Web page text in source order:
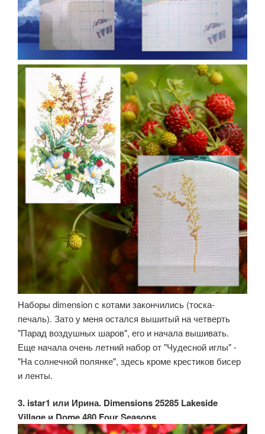
Наборы dimension с котами закончились (тоска-
печаль). Зато у меня остался вышитый на четверть
"Парад воздушных шаров", его и начала вышивать.
Еще начала очень летний набор от "Чудесной иглы" -
"На солнечной полянке", здесь кроме крестиков бисер
и ленты.
3. istar1 или Ирина. Dimensions 25285 Lakeside
Village и Dome 480 Four Seasons.